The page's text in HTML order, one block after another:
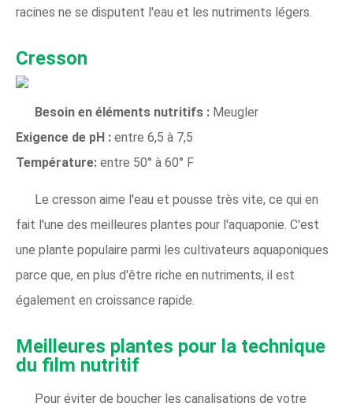
racines ne se disputent l'eau et les nutriments légers.
Cresson
Besoin en éléments nutritifs : Meugler
Exigence de pH : entre 6,5 à 7,5
Température: entre 50° à 60° F
Le cresson aime l'eau et pousse très vite, ce qui en
fait l'une des meilleures plantes pour l'aquaponie. C'est
une plante populaire parmi les cultivateurs aquaponiques
parce que, en plus d'être riche en nutriments, il est
également en croissance rapide.
Meilleures plantes pour la technique
du film nutritif
Pour éviter de boucher les canalisations de votre